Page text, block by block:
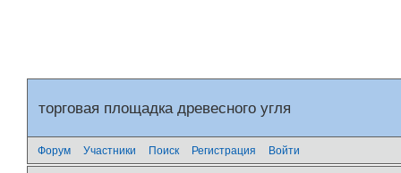
торговая площадка древесного угля
Форум Участники Поиск Регистрация Войти